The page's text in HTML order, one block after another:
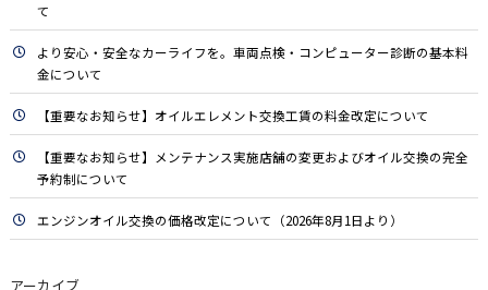
て
より安心・安全なカーライフを。車両点検・コンピューター診断の基本料
金について
【重要なお知らせ】オイルエレメント交換工賃の料金改定について
【重要なお知らせ】メンテナンス実施店舗の変更およびオイル交換の完全
予約制について
エンジンオイル交換の価格改定について（2026年8月1日より）
アーカイブ